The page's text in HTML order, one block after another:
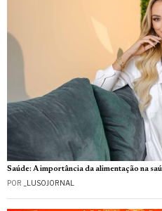
Saúde: A importância da alimentação na
POR _LUSOJORNAL